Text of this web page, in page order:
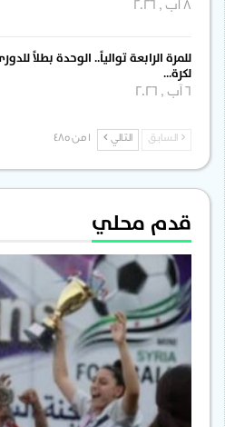
للمرة الرابعة توالياً.. الوحدة بطلاً
لكرة…
السابق التالي
قدم محلي